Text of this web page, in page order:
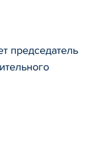
председатель